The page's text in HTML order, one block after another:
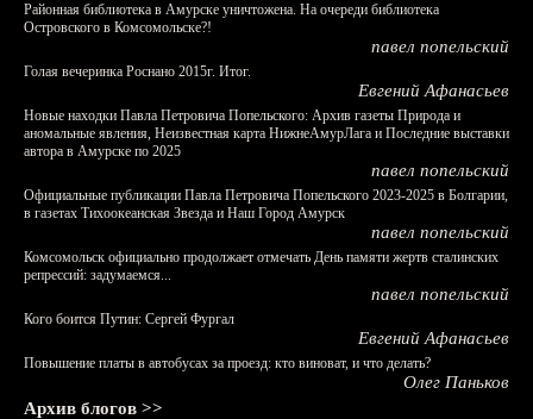
Районная библиотека в Амурске уничтожена. На очереди библиотека
Островского в Комсомольске?!
павел попельский
Голая вечеринка Роснано 2015г. Итог.
Евгений Афанасьев
Новые находки Павла Петровича Попельского: Архив газеты Природа и
аномальные явления, Неизвестная карта НижнеАмурЛага и Последние выставки
автора в Амурске по 2025
павел попельский
Официальные публикации Павла Петровича Попельского 2023-2025 в Болгарии,
в газетах Тихоокеанская Звезда и Наш Город Амурск
павел попельский
Комсомольск официально продолжает отмечать День памяти жертв сталинских
репрессий: задумаемся...
павел попельский
Кого боится Путин: Сергей Фургал
Евгений Афанасьев
Повышение платы в автобусах за проезд: кто виноват, и что делать?
Олег Паньков
Архив блогов >>